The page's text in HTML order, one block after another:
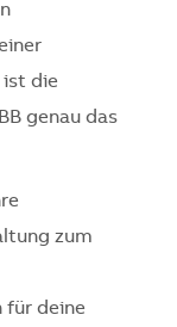
ist die
genau das
zum
für deine